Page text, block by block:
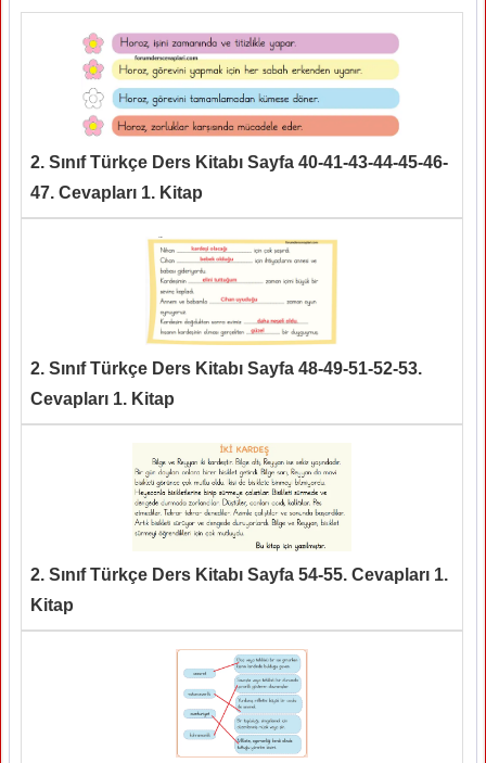
2. Sınıf Türkçe Ders Kitabı Sayfa 40-41-43-44-45-46-
47. Cevapları 1. Kitap
2. Sınıf Türkçe Ders Kitabı Sayfa 48-49-51-52-53.
Cevapları 1. Kitap
2. Sınıf Türkçe Ders Kitabı Sayfa 54-55. Cevapları 1.
Kitap